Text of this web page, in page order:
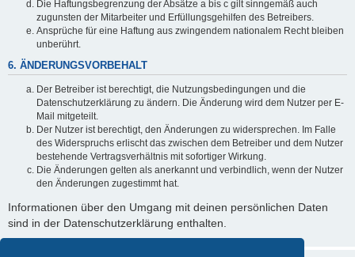
Die Haftungsbegrenzung der Absätze a bis c gilt sinngemäß auch
zugunsten der Mitarbeiter und Erfüllungsgehilfen des Betreibers.
Ansprüche für eine Haftung aus zwingendem nationalem Recht bleiben
unberührt.
6. ÄNDERUNGSVORBEHALT
Der Betreiber ist berechtigt, die Nutzungsbedingungen und die
Datenschutzerklärung zu ändern. Die Änderung wird dem Nutzer per E-
Mail mitgeteilt.
Der Nutzer ist berechtigt, den Änderungen zu widersprechen. Im Falle
des Widerspruchs erlischt das zwischen dem Betreiber und dem Nutzer
bestehende Vertragsverhältnis mit sofortiger Wirkung.
Die Änderungen gelten als anerkannt und verbindlich, wenn der Nutzer
den Änderungen zugestimmt hat.
Informationen über den Umgang mit deinen persönlichen Daten
sind in der Datenschutzerklärung enthalten.